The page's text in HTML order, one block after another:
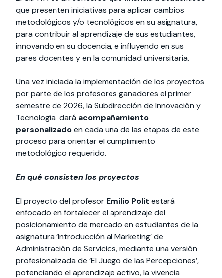
que presenten iniciativas para aplicar cambios
metodológicos y/o tecnológicos en su asignatura,
para contribuir al aprendizaje de sus estudiantes,
innovando en su docencia, e influyendo en sus
pares docentes y en la comunidad universitaria.
Una vez iniciada la implementación de los proyectos
por parte de los profesores ganadores el primer
semestre de 2026, la Subdirección de Innovación y
Tecnología dará acompañamiento
personalizadoen cada una de las etapas de este
proceso para orientar el cumplimiento
metodológico requerido.
En qué consisten los proyectos
El proyecto del profesor Emilio Polit estará
enfocado en fortalecer el aprendizaje del
posicionamiento de mercado en estudiantes de la
asignatura ‘Introducción al Marketing’ de
Administración de Servicios, mediante una versión
profesionalizada de ‘El Juego de las Percepciones’,
potenciando el aprendizaje activo, la vivencia